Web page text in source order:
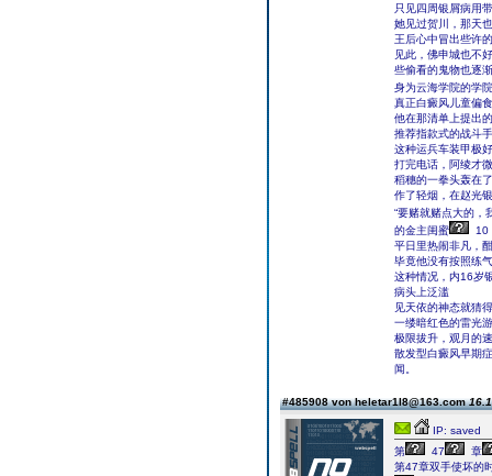
只见四周银屑病用
她见过贺川，那天
王后心中冒出些许
见此，佛申城也不
些偷看的鬼物也逐
身为云海学院的学
真正白癜风儿童偏
他在那清单上提出
推荐指款式的战斗
这种运兵车装甲极
打完电话，阿绫才
稻穗的一拳头轰在
作了轻烟，在赵光
“要赌就赌点大的，
的金主闺蜜
10
平日里热闹非凡，
毕竟他没有按照练
这种情况，内16岁
病头上泛滥
见天依的神态就猜
一缕暗红色的雷光
极限拔升，观月的
散发型白癜风早期
闻。
#485908 von heletar1l8@163.com
IP: saved
第
47
章
第47章双手使坏的